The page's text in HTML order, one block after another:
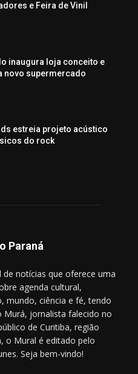
e Feira de Vinil
inaugura loja conceito e
novo supermercado
estreia projeto acústico
do rock
Paraná
notícias que oferece uma
agenda cultural,
mundo, ciência e fé, tendo
jornalista falecido no
de Curitiba, região
o Mural é editado pelo
Seja bem-vindo!